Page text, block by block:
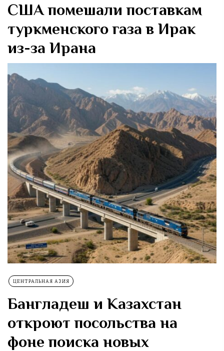
США помешали поставкам
туркменского газа в Ирак
из-за Ирана
ЦЕНТРАЛЬНАЯ АЗИЯ
Бангладеш и Казахстан
откроют посольства на
фоне поиска новых